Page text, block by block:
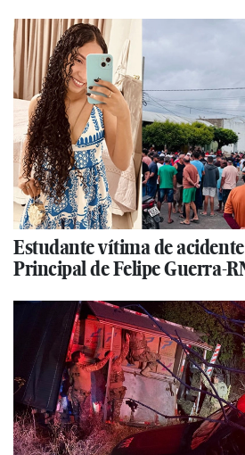
Estudante vítima de
Principal de Felipe Guerra-